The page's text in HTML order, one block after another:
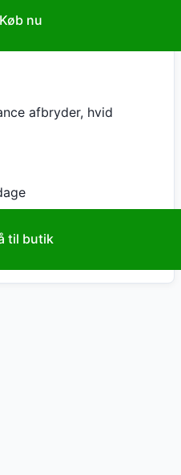
Køb nu
afbryder, hvid
til butik